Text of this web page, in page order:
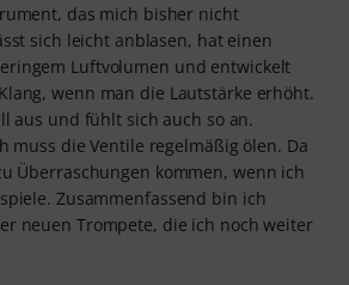
das mich bisher nicht
sich leicht anblasen, hat einen
Luftvolumen und entwickelt
wenn man die Lautstärke erhöht.
aus und fühlt sich auch so an.
muss die Ventile regelmäßig ölen. Da
Überraschungen kommen, wenn ich
Zusammenfassend bin ich
neuen Trompete, die ich noch weiter